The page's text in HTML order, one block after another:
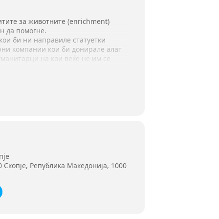
за животните (enrichment)
да помогне.
би ни направиле статуетки
компании кои би донирале алат
на кои веќе не им се
Република Македонија, 1000